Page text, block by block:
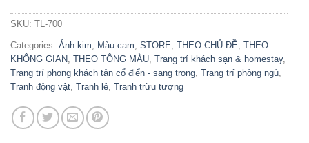
SKU: TL-700
Categories: Ánh kim, Màu cam, STORE, THEO CHỦ ĐỀ, THEO
KHÔNG GIAN, THEO TÔNG MÀU, Trang trí khách sạn & homestay,
Trang trí phong khách tân cổ điển - sang trọng, Trang trí phòng ngủ,
Tranh động vật, Tranh lẻ, Tranh trừu tượng